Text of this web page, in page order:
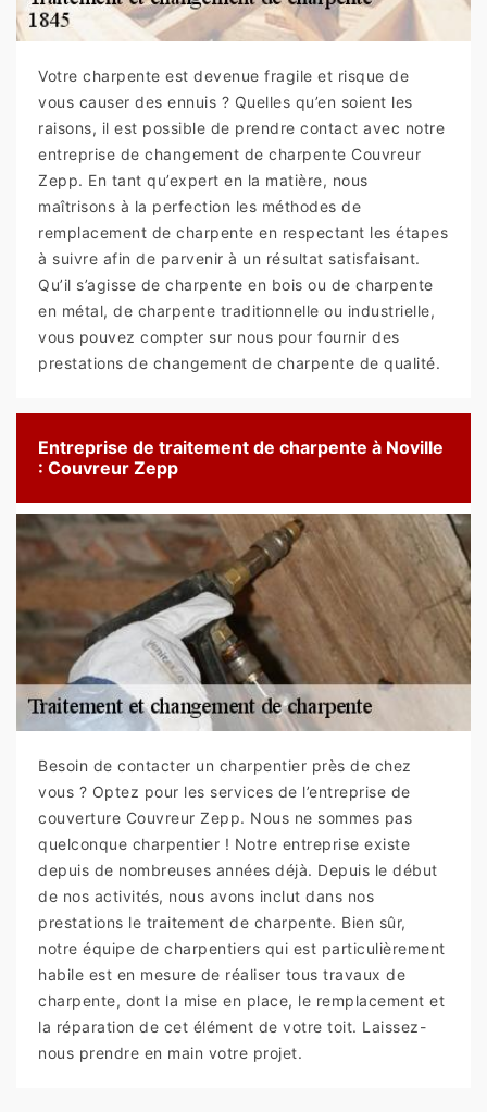
Votre charpente est devenue fragile et risque de
vous causer des ennuis ? Quelles qu’en soient les
raisons, il est possible de prendre contact avec notre
entreprise de changement de charpente Couvreur
Zepp. En tant qu’expert en la matière, nous
maîtrisons à la perfection les méthodes de
remplacement de charpente en respectant les étapes
à suivre afin de parvenir à un résultat satisfaisant.
Qu’il s’agisse de charpente en bois ou de charpente
en métal, de charpente traditionnelle ou industrielle,
vous pouvez compter sur nous pour fournir des
prestations de changement de charpente de qualité.
Entreprise de traitement de charpente à Noville
: Couvreur Zepp
Besoin de contacter un charpentier près de chez
vous ? Optez pour les services de l’entreprise de
couverture Couvreur Zepp. Nous ne sommes pas
quelconque charpentier ! Notre entreprise existe
depuis de nombreuses années déjà. Depuis le début
de nos activités, nous avons inclut dans nos
prestations le traitement de charpente. Bien sûr,
notre équipe de charpentiers qui est particulièrement
habile est en mesure de réaliser tous travaux de
charpente, dont la mise en place, le remplacement et
la réparation de cet élément de votre toit. Laissez-
nous prendre en main votre projet.